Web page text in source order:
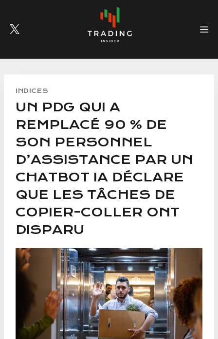
content
INDICES
UN PDG QUI A
REMPLACÉ 90 % DE
SON PERSONNEL
D’ASSISTANCE PAR UN
CHATBOT IA DÉCLARE
QUE LES TÂCHES DE
COPIER-COLLER ONT
DISPARU